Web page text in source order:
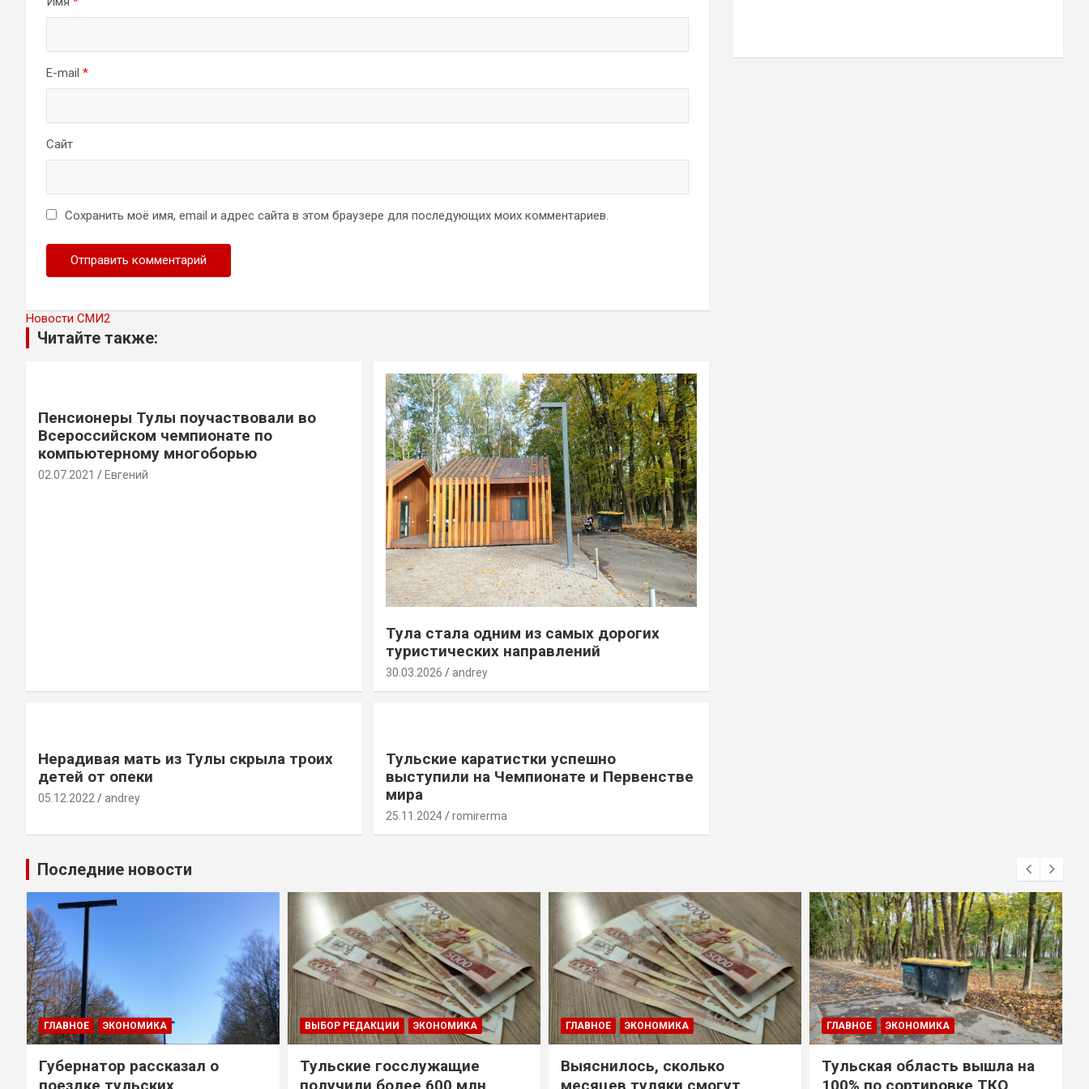
E-mail *
Сайт
Сохранить моё имя, email и адрес сайта в этом браузере для последующих моих комментариев.
Новости СМИ2
Читайте также:
Пенсионеры Тулы поучаствовали во
Всероссийском чемпионате по
компьютерному многоборью
02.07.2021 Евгений
Тула стала одним из самых дорогих
туристических направлений
30.03.2026 andrey
Нерадивая мать из Тулы скрыла троих
детей от опеки
05.12.2022 andrey
Тульские каратистки успешно
выступили на Чемпионате и Первенстве
мира
25.11.2024 romirerma
Последние новости
ГЛАВНОЕ ЭКОНОМИКА
Губернатор рассказал о
поездке тульских
ВЫБОР РЕДАКЦИИ ЭКОНОМИКА
Тульские госслужащие
получили более 600 млн
ГЛАВНОЕ ЭКОНОМИКА
Выяснилось, сколько
месяцев туляки смогут
ГЛАВНОЕ ЭКОНОМИКА
Тульская область вышла на
100% по сортировке ТКО